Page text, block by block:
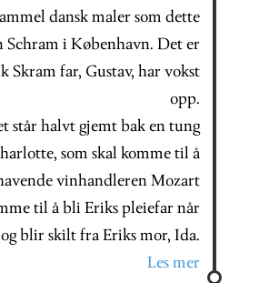
dansk maler som dette
i København. Det er
Skram far, Gustav, har vokst
opp.
står halvt gjemt bak en tung
som skal komme til å
vinhandleren Mozart
til å bli Eriks pleiefar når
blir skilt fra Eriks mor, Ida.
Les mer